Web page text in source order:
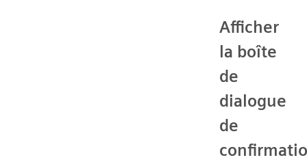
Afficher
la boîte
de
dialogue
de